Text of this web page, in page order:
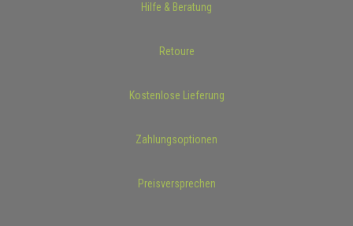
Hilfe & Beratung
Retoure
Kostenlose Lieferung
Zahlungsoptionen
Preisversprechen